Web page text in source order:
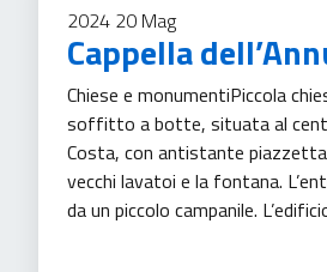
2024 20 Mag
Cappella
Chiese e monumentiPiccola
soffitto a botte, situata al
Costa, con antistante
vecchi lavatoi e la fontana.
da un piccolo campanile.